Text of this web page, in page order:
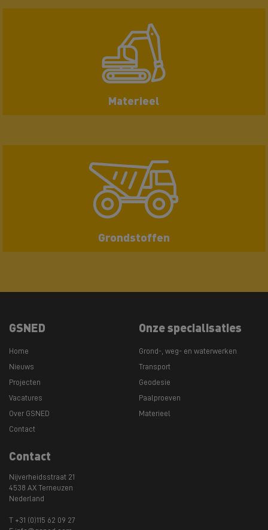
Materieel
Grondstoffen
GSNED
Home
Nieuws
Projecten
Vacatures
Over GSNED
Contact
Onze specialisaties
Grond-, weg- en waterwerken
Transport
Geodesie
Paalproeven
Materieel
Contact
Nijverheidsstraat 21
4538 AX Terneuzen
Nederland
T +31 (0)115 62 09 27